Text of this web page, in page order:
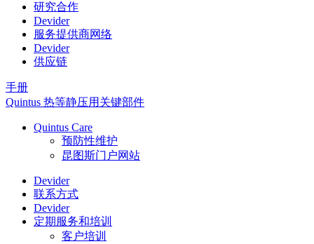
研究合作
Devider
服务提供商网络
Devider
供应链
手册
Quintus 热等静压用关键部件
Quintus Care
预防性维护
昆图斯门户网站
Devider
联系方式
Devider
定期服务和培训
客户培训